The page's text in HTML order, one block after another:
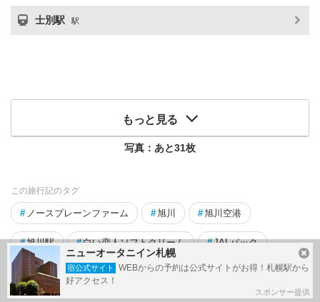
士別駅 駅
もっと見る
写真：あと31枚
この旅行記のタグ
# ノースプレーンファーム #旭川 #旭川空港
#旭川駅 #白い恋人ソフトクリーム #JALパック
# 列車の旅 #士別 #Shironi #JRイン旭川
ニューオータニイン札幌
宿公式サイト
WEBからの予約は公式サイトがお得！札幌駅から
好アクセス！
スポンサー提供